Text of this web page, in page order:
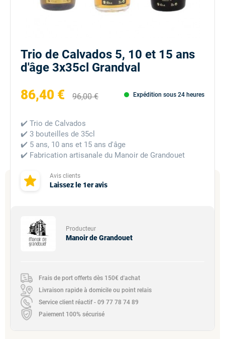
Trio de Calvados 5, 10 et 15 ans
d'âge 3x35cl Grandval
Avis clients
Laissez le 1er avis
✔️ Trio de Calvados
✔️ 3 bouteilles de 35cl
✔️ 5 ans, 10 ans et 15 ans d'âge
✔️ Fabrication artisanale du Manoir de Grandouet
86,40 € 96,00 € Expédition sous 24 heures
Producteur
Manoir de Grandouet
Frais de port offerts dès 150€ d'achat
Livraison rapide à domicile ou point relais
Service client réactif - 09 77 78 74 89
Paiement 100% sécurisé